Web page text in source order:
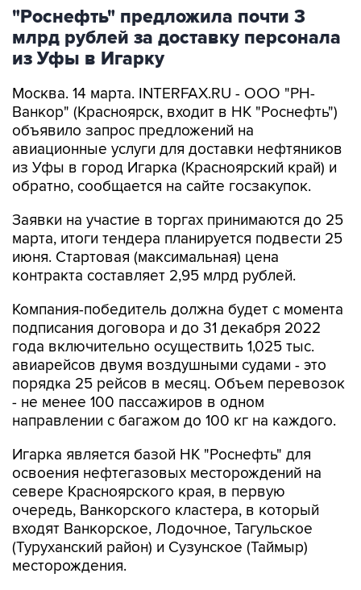
"Роснефть" предложила почти 3
млрд рублей за доставку персонала
из Уфы в Игарку
Москва. 14 марта. INTERFAX.RU - ООО "РН-
Ванкор" (Красноярск, входит в НК "Роснефть")
объявило запрос предложений на
авиационные услуги для доставки нефтяников
из Уфы в город Игарка (Красноярский край) и
обратно, сообщается на сайте госзакупок.
Заявки на участие в торгах принимаются до 25
марта, итоги тендера планируется подвести 25
июня. Стартовая (максимальная) цена
контракта составляет 2,95 млрд рублей.
Компания-победитель должна будет с момента
подписания договора и до 31 декабря 2022
года включительно осуществить 1,025 тыс.
авиарейсов двумя воздушными судами - это
порядка 25 рейсов в месяц. Объем перевозок
- не менее 100 пассажиров в одном
направлении с багажом до 100 кг на каждого.
Игарка является базой НК "Роснефть" для
освоения нефтегазовых месторождений на
севере Красноярского края, в первую
очередь, Ванкорского кластера, в который
входят Ванкорское, Лодочное, Тагульское
(Туруханский район) и Сузунское (Таймыр)
месторождения.